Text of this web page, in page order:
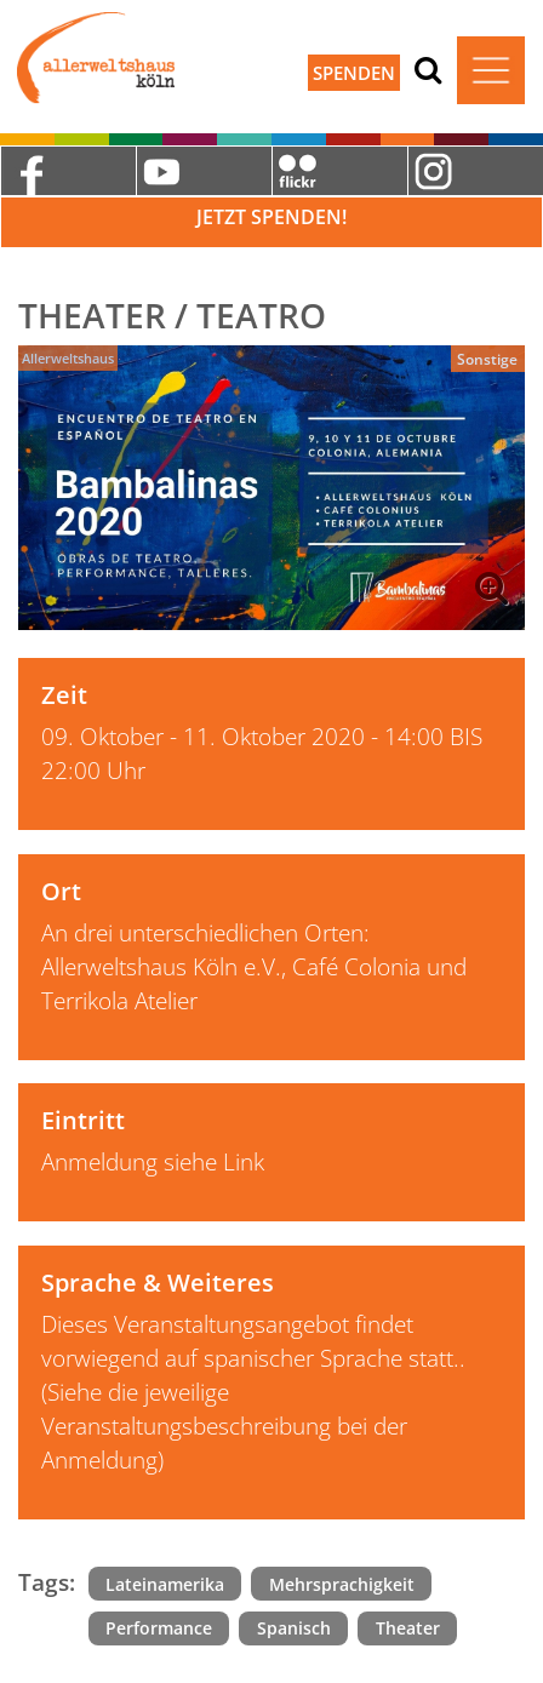
SPENDEN
JETZT SPENDEN!
THEATER / TEATRO
Allerweltshaus Sonstige
Zeit
09. Oktober - 11. Oktober 2020 - 14:00 BIS
22:00 Uhr
Ort
An drei unterschiedlichen Orten:
Allerweltshaus Köln e.V., Café Colonia und
Terrikola Atelier
Eintritt
Anmeldung siehe Link
Sprache & Weiteres
Dieses Veranstaltungsangebot findet
vorwiegend auf spanischer Sprache statt..
(Siehe die jeweilige
Veranstaltungsbeschreibung bei der
Anmeldung)
Tags: Lateinamerika
Mehrsprachigkeit
Performance
Spanisch Theater